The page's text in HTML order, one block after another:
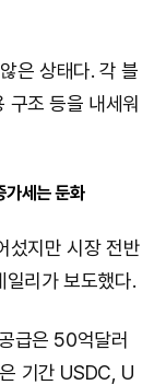
은 상태다. 각 블
구조 등을 내세워
세는 둔화
섰지만 시장 전반
일리가 보도했다.
급은 50억달러
기간 USDC, U